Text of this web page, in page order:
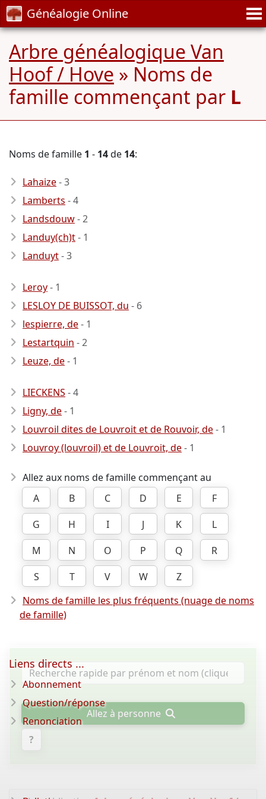
Généalogie Online
Arbre généalogique Van
Hoof / Hove » Noms de
famille commençant par L
Noms de famille 1 - 14de 14:
Lahaize- 3
Lamberts - 4
Landsdouw- 2
Landuy(ch)t- 1
Landuyt- 3
Leroy- 1
LESLOY DE BUISSOT, du - 6
lespierre, de- 1
Lestartquin - 2
Leuze, de- 1
LIECKENS - 4
Ligny, de- 1
Louvroil dites de Louvroit et de Rouvoir, de- 1
Louvroy (louvroil) et de Louvroit, de- 1
Allez aux noms de famille commençant au
A
B C D E
F
G
H I J K
L
M
N O P Q
R
S
T V W
Z
Noms de famille les plus fréquents (nuage de noms
de famille)
Allez à personne
?
Liens directs ...
Abonnement
Question/réponse
Renonciation